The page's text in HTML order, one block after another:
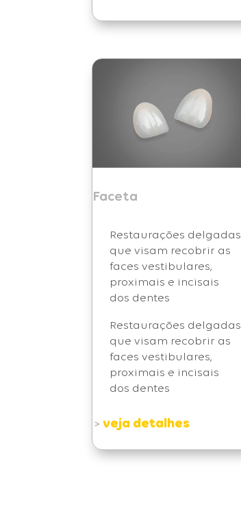
Faceta
Restaurações delgadas
que visam recobrir as
faces vestibulares,
proximais e incisais
dos dentes
Restaurações delgadas
que visam recobrir as
faces vestibulares,
proximais e incisais
dos dentes
>veja detalhes